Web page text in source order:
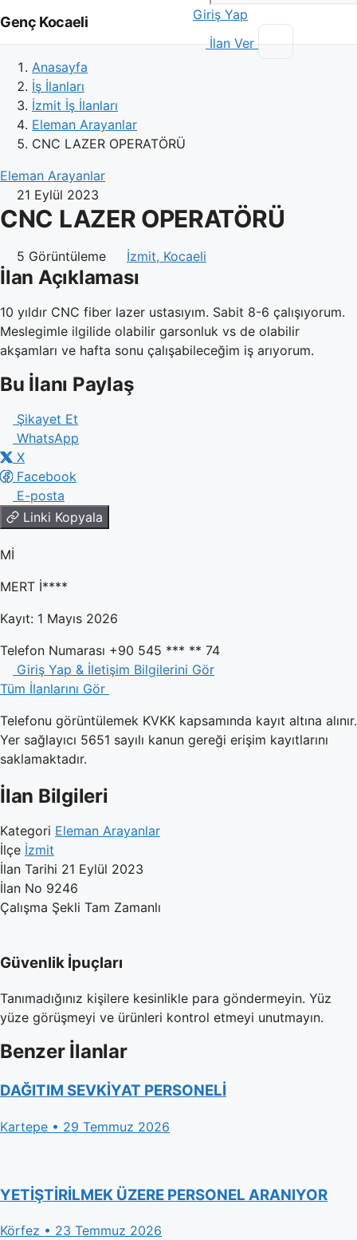
Genç Kocaeli
Giriş Yap
İlan Ver
Anasayfa
İş İlanları
İzmit İş İlanları
Eleman Arayanlar
CNC LAZER OPERATÖRÜ
Eleman Arayanlar
21 Eylül 2023
CNC LAZER OPERATÖRÜ
5 Görüntüleme İzmit, Kocaeli
İlan Açıklaması
10 yıldır CNC fiber lazer ustasıyım. Sabit 8-6 çalışıyorum.
Meslegimle ilgilide olabilir garsonluk vs de olabilir
akşamları ve hafta sonu çalışabileceğim iş arıyorum.
Bu İlanı Paylaş
Şikayet Et
WhatsApp
X
Facebook
E-posta
Linki Kopyala
Mİ
MERT İ****
Kayıt: 1 Mayıs 2026
Telefon Numarası +90 545 *** ** 74
Giriş Yap & İletişim Bilgilerini Gör
Tüm İlanlarını Gör
Telefonu görüntülemek KVKK kapsamında kayıt altına alınır.
Yer sağlayıcı 5651 sayılı kanun gereği erişim kayıtlarını
saklamaktadır.
İlan Bilgileri
Kategori Eleman Arayanlar
İlçe İzmit
İlan Tarihi 21 Eylül 2023
İlan No 9246
Çalışma Şekli Tam Zamanlı
Güvenlik İpuçları
Tanımadığınız kişilere kesinlikle para göndermeyin. Yüz
yüze görüşmeyi ve ürünleri kontrol etmeyi unutmayın.
Benzer İlanlar
DAĞITIM SEVKİYAT PERSONELİ
Kartepe • 29 Temmuz 2026
YETİŞTİRİLMEK ÜZERE PERSONEL ARANIYOR
Körfez • 23 Temmuz 2026